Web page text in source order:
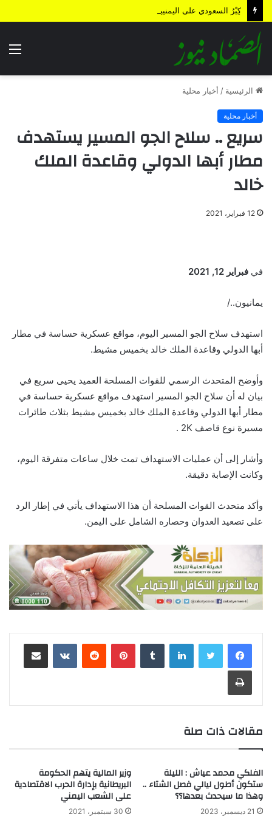
كِبْرُ السعودي على اليمنيين.. هل من نهاية؟!
الرئيسية / أخبار محلية
أخبار محلية
سريع .. سلاح الجو المسير يستهدف
مطار أبها الدولي وقاعدة الملك
خالد
12 فبراير، 2021
في فبراير 12, 2021
يمانيون../
استهدف سلاح الجو المسير اليوم، مواقع عسكرية حساسة في مطار
أبها الدولي وقاعدة الملك خالد بخميس مشيط.
وأوضح المتحدث الرسمي للقوات المسلحة العميد يحيى سريع في
بيان له أن سلاح الجو المسير استهدف مواقع عسكرية حساسة في
مطار أبها الدولي وقاعدة الملك خالد بخميس مشيط بثلاث طائرات
مسيرة نوع قاصف 2K .
وأشار إلى أن عمليات الاستهداف تمت خلال ساعات متفرقة اليوم،
وكانت الإصابة دقيقة.
وأكد متحدث القوات المسلحة أن هذا الاستهداف يأتي في إطار الرد
على تصعيد العدوان وحصاره الشامل على اليمن.
لينكدإن بينتيريست
مقالات ذات صلة
الفلكي محمد عياش : الليلة
ستكون أطول ليالي فصل الشتاء ..
وهذا ما سيحدث بعدها؟؟
21 ديسمبر، 2023
وزير المالية يتهم الحكومة
البريطانية بإدارة الحرب الاقتصادية
على الشعب اليمني
30 سبتمبر، 2021